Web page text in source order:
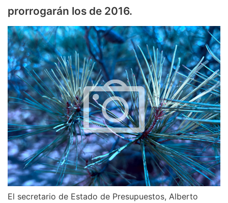
prorrogarán los de 2016.
El secretario de Estado de Presupuestos, Alberto